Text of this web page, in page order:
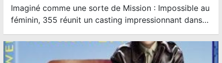
Imaginé comme une sorte de Mission : Impossible au
féminin, 355 réunit un casting impressionnant dans…